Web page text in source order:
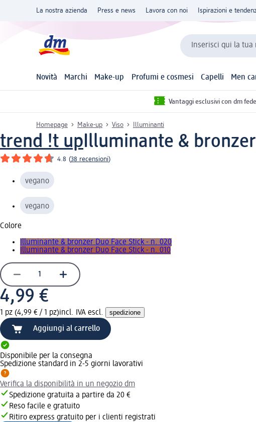
La nostra azienda Press e news Lavora con noi Ispirazioni e
Inserisci qui la tua
Novità Marchi Make-up Profumi e cosmesi Capelli Men
Vantaggi esclusivi con dm
Homepage Make-up Viso Illuminanti
trend !t upIlluminante &
4.8 (38 recensioni)
vegano
vegano
Colore
Illuminante & bronzer Duo Face Stick - n. 020
Illuminante & bronzer Duo Face Stick - n. 010
4,99 €
1 pz (4,99 € / 1 pz)incl. IVA escl. spedizione
Aggiungi al carrello
Disponibile per la consegna
Spedizione standard in 2-5 giorni lavorativi
Verifica la disponibilità in un negozio dm
Spedizione gratuita a partire da 20 €
Reso facile e gratuito
Ritiro express gratuito per i clienti registrati